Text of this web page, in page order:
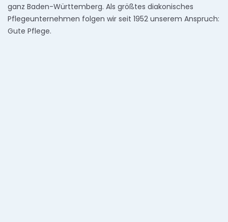
ganz Baden-Württemberg. Als größtes diakonisches
Pflegeunternehmen folgen wir seit 1952 unserem Anspruch:
Gute Pflege.